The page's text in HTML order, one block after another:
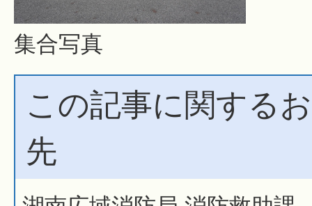
集合写真
この記事に関する
先